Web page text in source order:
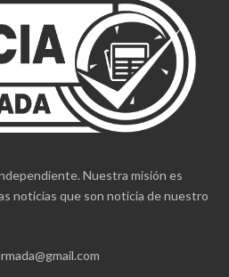
Nuestra misión es
noticias que son noticia de nuestro